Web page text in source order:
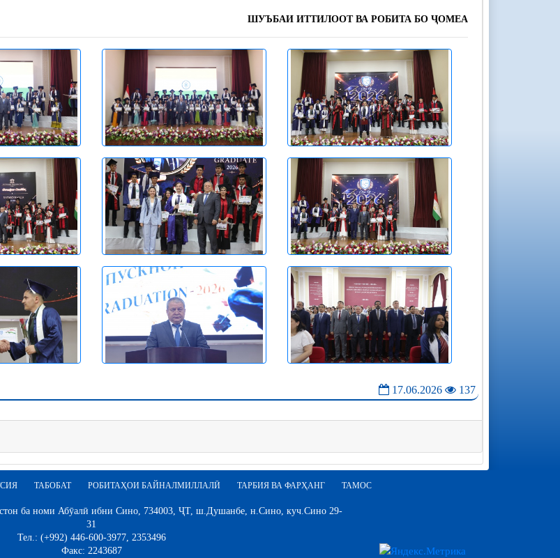
ШУЪБАИ ИТТИЛООТ ВА РОБИТА БО ҶОМЕА
17.06.2026 137
ТАБОБАТ РОБИТАҲОИ БАЙНАЛМИЛЛАЛӢ ТАРБИЯ ВА ФАРҲАНГ ТАМОС
ба номи Абӯалӣ ибни Сино, 734003, ҶТ, ш.Душанбе, н.Сино, куч.Сино 29-
31
Тел.: (+992) 446-600-3977, 2353496
Факс: 2243687